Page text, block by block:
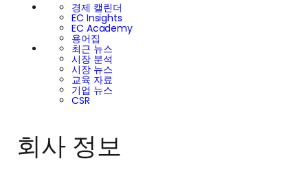
경제 캘린더
EC Insights
EC Academy
용어집
최근 뉴스
시장 분석
시장 뉴스
교육 자료
기업 뉴스
CSR
회사 정보